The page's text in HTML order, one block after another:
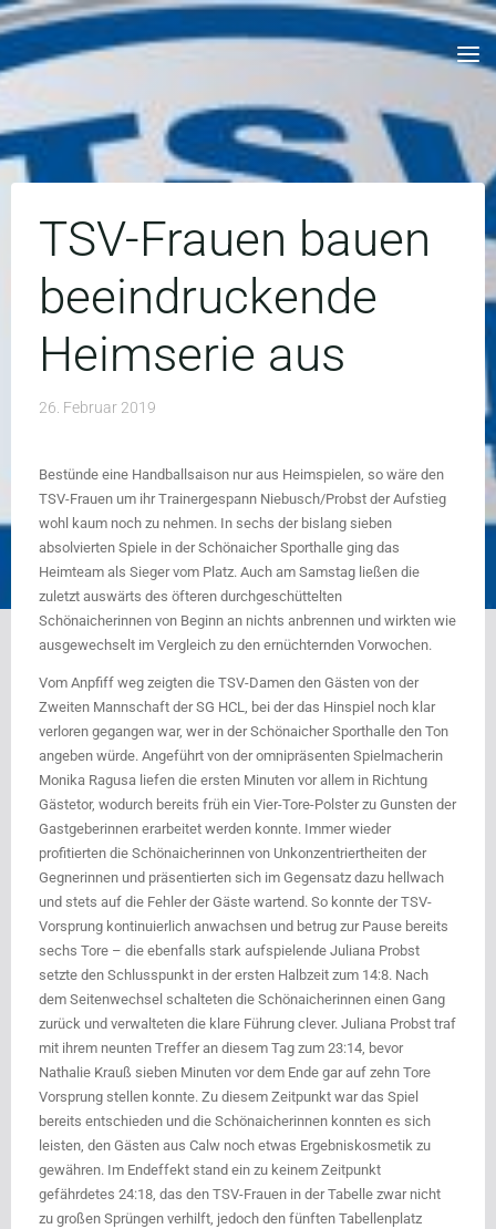
Skip
to
content
TSV-Frauen bauen
beeindruckende
Heimserie aus
26. Februar 2019
Bestünde eine Handballsaison nur aus Heimspielen, so wäre den
TSV-Frauen um ihr Trainergespann Niebusch/Probst der Aufstieg
wohl kaum noch zu nehmen. In sechs der bislang sieben
absolvierten Spiele in der Schönaicher Sporthalle ging das
Heimteam als Sieger vom Platz. Auch am Samstag ließen die
zuletzt auswärts des öfteren durchgeschüttelten
Schönaicherinnen von Beginn an nichts anbrennen und wirkten wie
ausgewechselt im Vergleich zu den ernüchternden Vorwochen.
Vom Anpfiff weg zeigten die TSV-Damen den Gästen von der
Zweiten Mannschaft der SG HCL, bei der das Hinspiel noch klar
verloren gegangen war, wer in der Schönaicher Sporthalle den Ton
angeben würde. Angeführt von der omnipräsenten Spielmacherin
Monika Ragusa liefen die ersten Minuten vor allem in Richtung
Gästetor, wodurch bereits früh ein Vier-Tore-Polster zu Gunsten der
Gastgeberinnen erarbeitet werden konnte. Immer wieder
profitierten die Schönaicherinnen von Unkonzentriertheiten der
Gegnerinnen und präsentierten sich im Gegensatz dazu hellwach
und stets auf die Fehler der Gäste wartend. So konnte der TSV-
Vorsprung kontinuierlich anwachsen und betrug zur Pause bereits
sechs Tore – die ebenfalls stark aufspielende Juliana Probst
setzte den Schlusspunkt in der ersten Halbzeit zum 14:8. Nach
dem Seitenwechsel schalteten die Schönaicherinnen einen Gang
zurück und verwalteten die klare Führung clever. Juliana Probst traf
mit ihrem neunten Treffer an diesem Tag zum 23:14, bevor
Nathalie Krauß sieben Minuten vor dem Ende gar auf zehn Tore
Vorsprung stellen konnte. Zu diesem Zeitpunkt war das Spiel
bereits entschieden und die Schönaicherinnen konnten es sich
leisten, den Gästen aus Calw noch etwas Ergebniskosmetik zu
gewähren. Im Endeffekt stand ein zu keinem Zeitpunkt
gefährdetes 24:18, das den TSV-Frauen in der Tabelle zwar nicht
zu großen Sprüngen verhilft, jedoch den fünften Tabellenplatz